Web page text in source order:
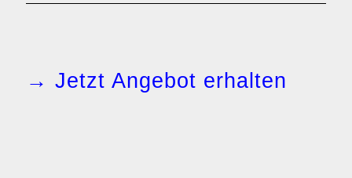
→ Jetzt Angebot erhalten